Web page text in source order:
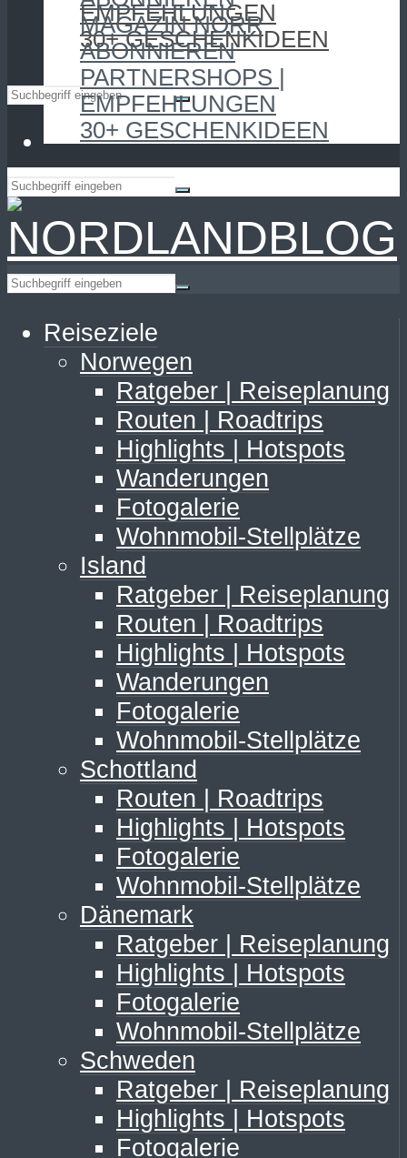
EMPFEHLUNGEN
30+ GESCHENKIDEEN
MAGAZIN NORR
ABONNIEREN
PARTNERSHOPS |
EMPFEHLUNGEN
30+ GESCHENKIDEEN
Reiseziele
Norwegen
Ratgeber | Reiseplanung
Routen | Roadtrips
Highlights | Hotspots
Wanderungen
Fotogalerie
Wohnmobil-Stellplätze
Island
Ratgeber | Reiseplanung
Routen | Roadtrips
Highlights | Hotspots
Wanderungen
Fotogalerie
Wohnmobil-Stellplätze
Schottland
Routen | Roadtrips
Highlights | Hotspots
Fotogalerie
Wohnmobil-Stellplätze
Dänemark
Ratgeber | Reiseplanung
Highlights | Hotspots
Fotogalerie
Wohnmobil-Stellplätze
Schweden
Ratgeber | Reiseplanung
Highlights | Hotspots
Fotogalerie